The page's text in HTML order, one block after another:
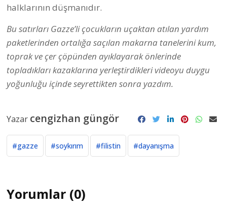
halklarının düşmanıdır.
Bu satırları Gazze’li çocukların uçaktan atılan yardım
paketlerinden ortalığa saçılan makarna tanelerini kum,
toprak ve çer çöpünden ayıklayarak önlerinde
topladıkları kazaklarına yerleştirdikleri videoyu duygu
yoğunluğu içinde seyrettikten sonra yazdım.
Yazar cengizhan güngör
#gazze #soykırım #filistin #dayanışma
Yorumlar (0)